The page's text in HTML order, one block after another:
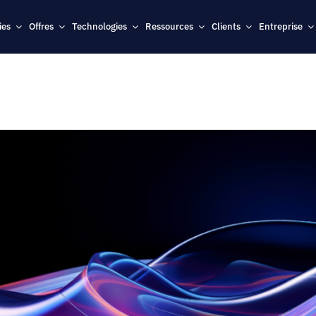
Offres Technologies Ressources Clients Entreprise